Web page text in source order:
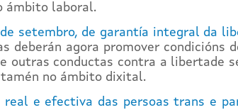
ámbito laboral.
de setembro, de garantía integral da
deberán agora promover condicións
outras conductas contra a libertade
no ámbito dixital.
e efectiva das persoas trans e